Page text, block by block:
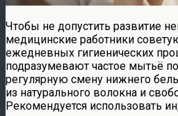
Чтобы не допустить развитие
медицинские работники
ежедневных гигиенических
подразумевают частое мытьё
регулярную смену нижнего
из натурального волокна и
Рекомендуется использовать